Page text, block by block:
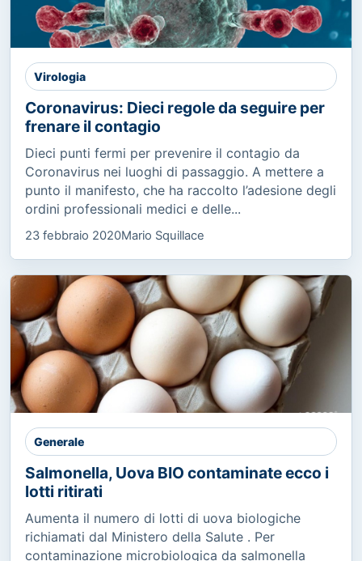
Virologia
Coronavirus: Dieci regole da seguire per
frenare il contagio
Dieci punti fermi per prevenire il contagio da
Coronavirus nei luoghi di passaggio. A mettere a
punto il manifesto, che ha raccolto l’adesione degli
ordini professionali medici e delle...
23 febbraio 2020Mario Squillace
Generale
Salmonella, Uova BIO contaminate ecco i
lotti ritirati
Aumenta il numero di lotti di uova biologiche
richiamati dal Ministero della Salute . Per
contaminazione microbiologica da salmonella